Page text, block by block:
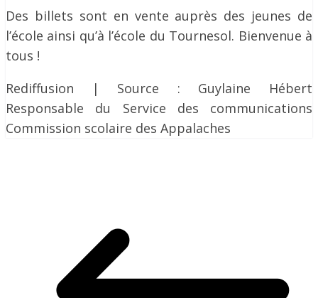
Des billets sont en vente auprès des jeunes de
l’école ainsi qu’à l’école du Tournesol. Bienvenue à
tous !
Rediffusion | Source : Guylaine Hébert
Responsable du Service des communications
Commission scolaire des Appalaches